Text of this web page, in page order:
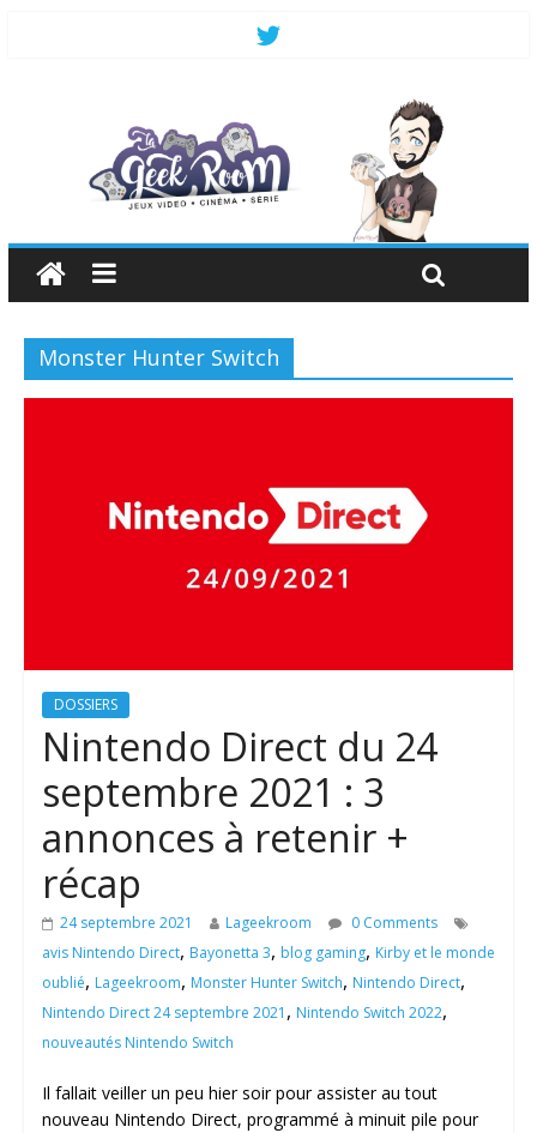
Monster Hunter Switch
DOSSIERS
Nintendo Direct du 24
septembre 2021 : 3
annonces à retenir +
récap
24 septembre 2021 Lageekroom
0 Comments
avis Nintendo Direct, Bayonetta 3, blog gaming, Kirby et le monde
oublié, Lageekroom, Monster Hunter Switch, Nintendo Direct,
Nintendo Direct 24 septembre 2021 , Nintendo Switch 2022,
nouveautés Nintendo Switch
Il fallait veiller un peu hier soir pour assister au tout
nouveau Nintendo Direct, programmé à minuit pile pour